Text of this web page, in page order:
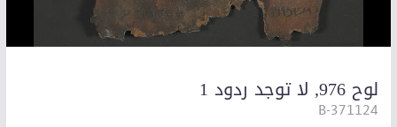
لوح 976, لا توجد ردود 1
B-371124